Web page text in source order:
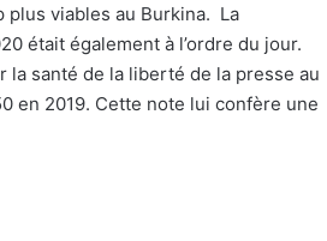
viables au Burkina. La
était également à l’ordre du jour.
la santé de la liberté de la presse au
en 2019. Cette note lui confère une